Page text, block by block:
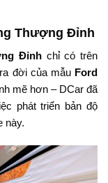
Thượng Đỉnh
Đỉnhchỉ có trên
đời của mẫu Ford
mẽ hơn – DCar đã
phát triển bản độ
này.